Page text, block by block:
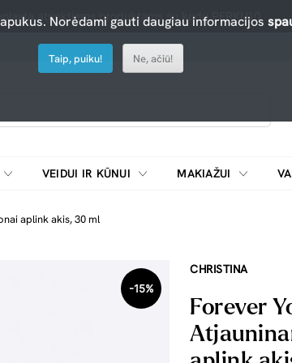
atrinktiems produktams su kodu PERKU10
VEIDUI IR KŪNUI MAKIAŽUI
aplink akis, 30 ml
-15%
CHRISTINA
Forever
Norėdami gauti daugiau informacijos
Taip, puiku! Ne, ačiū!